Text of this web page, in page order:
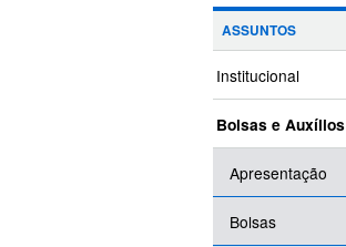
ASSUNTOS
Institucional
Bolsas e Auxílios
Apresentação
Bolsas